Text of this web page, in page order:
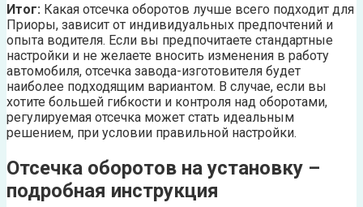
Итог: Какая отсечка оборотов лучше всего подходит для
Приоры, зависит от индивидуальных предпочтений и
опыта водителя. Если вы предпочитаете стандартные
настройки и не желаете вносить изменения в работу
автомобиля, отсечка завода-изготовителя будет
наиболее подходящим вариантом. В случае, если вы
хотите большей гибкости и контроля над оборотами,
регулируемая отсечка может стать идеальным
решением, при условии правильной настройки.
Отсечка оборотов на установку –
подробная инструкция